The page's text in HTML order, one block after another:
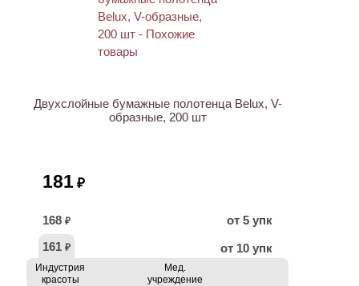
Двухслойные бумажные полотенца Belux, V-
образные, 200 шт
181 ₽
168 ₽
от 5 упк
161 ₽ от 10 упк
Индустрия
красоты
Мед.
учреждение